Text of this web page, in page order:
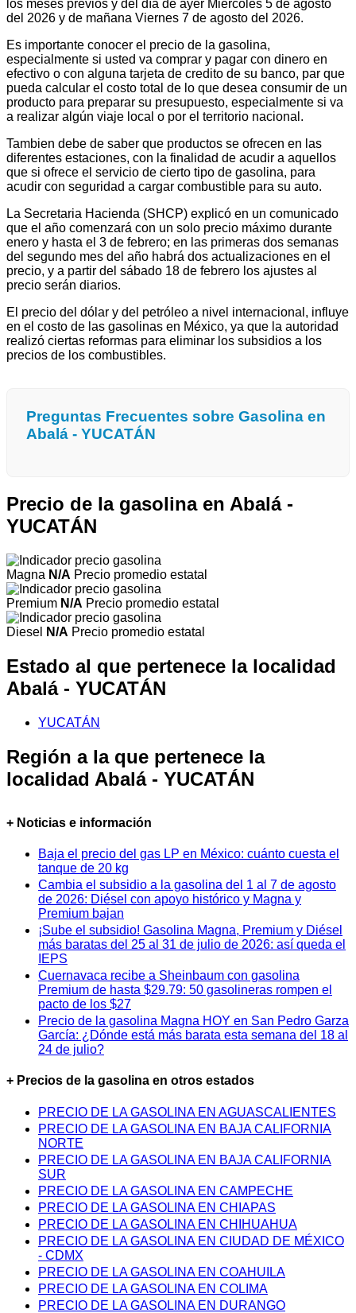
los meses previos y del día de ayer Miércoles 5 de agosto
del 2026 y de mañana Viernes 7 de agosto del 2026.
Es importante conocer el precio de la gasolina,
especialmente si usted va comprar y pagar con dinero en
efectivo o con alguna tarjeta de credito de su banco, par que
pueda calcular el costo total de lo que desea consumir de un
producto para preparar su presupuesto, especialmente si va
a realizar algún viaje local o por el territorio nacional.
Tambien debe de saber que productos se ofrecen en las
diferentes estaciones, con la finalidad de acudir a aquellos
que si ofrece el servicio de cierto tipo de gasolina, para
acudir con seguridad a cargar combustible para su auto.
La Secretaria Hacienda (SHCP) explicó en un comunicado
que el año comenzará con un solo precio máximo durante
enero y hasta el 3 de febrero; en las primeras dos semanas
del segundo mes del año habrá dos actualizaciones en el
precio, y a partir del sábado 18 de febrero los ajustes al
precio serán diarios.
El precio del dólar y del petróleo a nivel internacional, influye
en el costo de las gasolinas en México, ya que la autoridad
realizó ciertas reformas para eliminar los subsidios a los
precios de los combustibles.
Preguntas Frecuentes sobre Gasolina en
Abalá - YUCATÁN
Precio de la gasolina en Abalá -
YUCATÁN
Magna N/A Precio promedio estatal
Premium N/A Precio promedio estatal
Diesel N/A Precio promedio estatal
Estado al que pertenece la localidad
Abalá - YUCATÁN
YUCATÁN
Región a la que pertenece la
localidad Abalá - YUCATÁN
+ Noticias e información
Baja el precio del gas LP en México: cuánto cuesta el
tanque de 20 kg
Cambia el subsidio a la gasolina del 1 al 7 de agosto
de 2026: Diésel con apoyo histórico y Magna y
Premium bajan
¡Sube el subsidio! Gasolina Magna, Premium y Diésel
más baratas del 25 al 31 de julio de 2026: así queda el
IEPS
Cuernavaca recibe a Sheinbaum con gasolina
Premium de hasta $29.79: 50 gasolineras rompen el
pacto de los $27
Precio de la gasolina Magna HOY en San Pedro Garza
García: ¿Dónde está más barata esta semana del 18 al
24 de julio?
+ Precios de la gasolina en otros estados
PRECIO DE LA GASOLINA EN AGUASCALIENTES
PRECIO DE LA GASOLINA EN BAJA CALIFORNIA
NORTE
PRECIO DE LA GASOLINA EN BAJA CALIFORNIA
SUR
PRECIO DE LA GASOLINA EN CAMPECHE
PRECIO DE LA GASOLINA EN CHIAPAS
PRECIO DE LA GASOLINA EN CHIHUAHUA
PRECIO DE LA GASOLINA EN CIUDAD DE MÉXICO
- CDMX
PRECIO DE LA GASOLINA EN COAHUILA
PRECIO DE LA GASOLINA EN COLIMA
PRECIO DE LA GASOLINA EN DURANGO